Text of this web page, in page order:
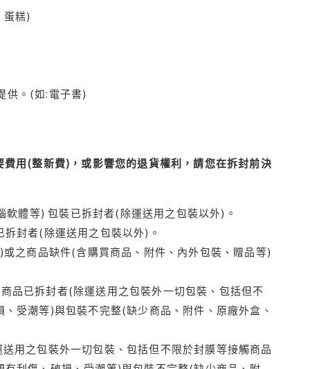
蛋糕)
供。(如:電子書)
用(整新費)，或影響您的退貨權利，請您在拆封前決
體等) 包裝已拆封者(除運送用之包裝以外)。
封者(除運送用之包裝以外)。
之商品缺件(含購買商品、附件、內外包裝、贈品等)
品已拆封者(除運送用之包裝外一切包裝、包括但不
受潮等)與包裝不完整(缺少商品、附件、原廠外盒、
用之包裝外一切包裝、包括但不限於封膜等接觸商品